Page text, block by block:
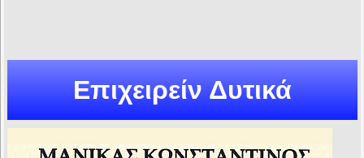
Επιχειρείν Δυτικά